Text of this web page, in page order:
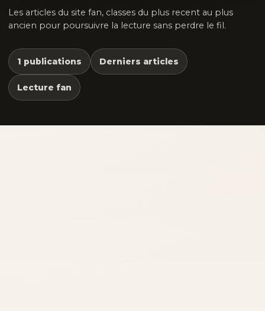
Les articles du site fan, classes du plus recent au plus
ancien pour poursuivre la lecture sans perdre le fil.
1 publications Derniers articles
Lecture fan